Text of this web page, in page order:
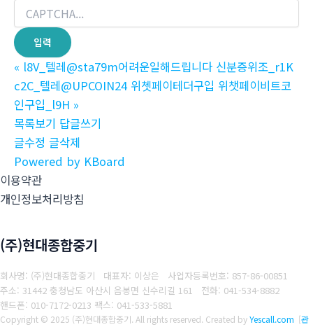
« l8V_텔레@sta79m어려운일해드립니다 신분증위조_r1K
c2C_텔레@UPCOIN24 위쳇페이테더구입 위챗페이비트코
인구입_l9H »
목록보기 답글쓰기
글수정 글삭제
Powered by KBoard
이용약관
개인정보처리방침
(주)현대종합중기
회사명: (주)현대종합중기 대표자: 이상은 사업자등록번호: 857-86-00851
주소: 31442 충청남도 아산시 음봉면 신수리길 161 전화: 041-534-8882
핸드폰: 010-7172-0213 팩스: 041-533-5881
Copyright © 2025 (주)현대종합중기. All rights reserved. Created byYescall.com [관